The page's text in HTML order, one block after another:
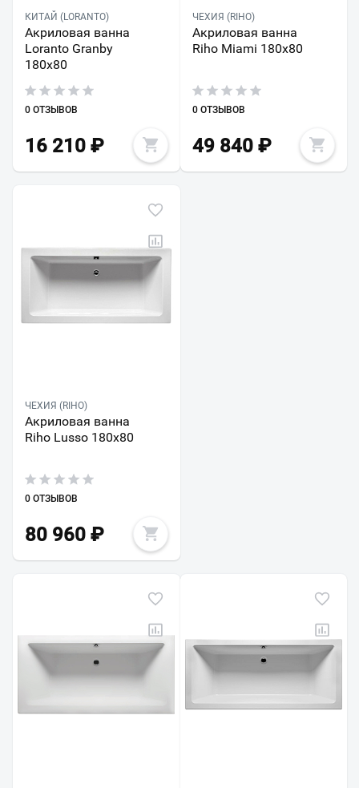
КИТАЙ (LORANTO)
Акриловая ванна
Loranto Granby
180х80
0 ОТЗЫВОВ
16 210 ₽
ЧЕХИЯ (RIHO)
Акриловая ванна
Riho Miami 180x80
0 ОТЗЫВОВ
49 840₽
ЧЕХИЯ (RIHO)
Акриловая ванна
Riho Lusso 180x80
0 ОТЗЫВОВ
80 960 ₽